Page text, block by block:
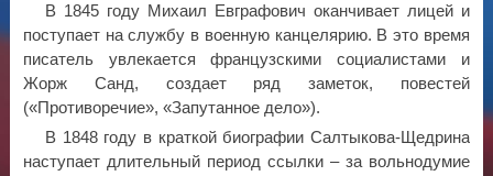
В 1845 году Михаил Евграфович оканчивает лицей и
поступает на службу в военную канцелярию. В это время
писатель увлекается французскими социалистами и
Жорж Санд, создает ряд заметок, повестей
(«Противоречие», «Запутанное дело»).
В 1848 году в краткой биографии Салтыкова-Щедрина
наступает длительный период ссылки – за вольнодумие